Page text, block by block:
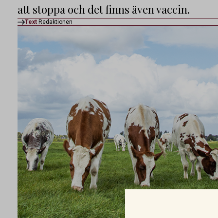
att stoppa och det finns även vaccin.
Text Redaktionen